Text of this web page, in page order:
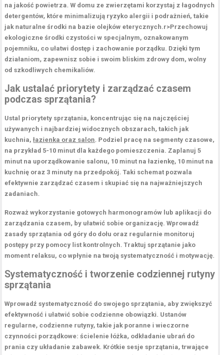
na jakość powietrza. W domu ze zwierzętami korzystaj z łagodnych
detergentów, które minimalizują ryzyko alergii i podrażnień, takie
jak naturalne środki na bazie olejków eterycznych.r>Przechowuj
ekologiczne środki czystości w specjalnym, oznakowanym
pojemniku, co ułatwi dostęp i zachowanie porządku. Dzięki tym
działaniom, zapewnisz sobie i swoim bliskim zdrowy dom, wolny
od szkodliwych chemikaliów.
Jak ustalać priorytety i zarządzać czasem
podczas sprzątania?
Ustal priorytety sprzątania, koncentrując się na najczęściej
używanych i najbardziej widocznych obszarach, takich jak
kuchnia,łazienka oraz salon. Podziel pracę na segmenty czasowe,
na przykład5-10 minut dla każdego pomieszczenia. Zaplanuj5
minut na uporządkowanie salonu, 10 minut na łazienkę, 10 minut na
kuchnię oraz3 minuty na przedpokój. Taki schemat pozwala
efektywnie zarządzać czasem i skupiać się na najważniejszych
zadaniach.
Rozważ wykorzystanie gotowych harmonogramów lub aplikacji do
zarządzania czasem, by ułatwić sobie organizację. Wprowadź
zasady sprzątania od góry do dołu oraz regularnie monitoruj
postępy przy pomocy list kontrolnych. Traktuj sprzątanie jako
moment relaksu, co wpłynie na twoją systematyczność i motywację.
Systematyczność i tworzenie codziennej rutyny
sprzątania
Wprowadź systematyczność do swojego sprzątania, aby zwiększyć
efektywność i ułatwić sobie codzienne obowiązki. Ustanów
regularne, codzienne rutyny, takie jak poranne i wieczorne
czynności porządkowe: ścielenie łóżka, odkładanie ubrań do
prania czy układanie zabawek. Krótkie sesje sprzątania, trwające